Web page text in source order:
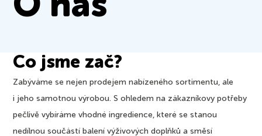
Co jsme zač?
Zabýváme se nejen prodejem nabízeného sortimentu, ale
i jeho samotnou výrobou. S ohledem na zákazníkovy potřeby
pečlivě vybíráme vhodné ingredience, které se stanou
nedílnou součástí balení výživových doplňků a směsí